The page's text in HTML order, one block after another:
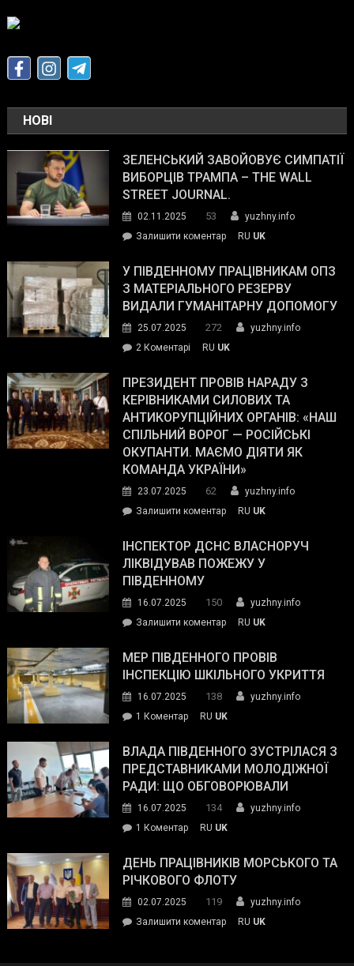
НОВІ
ЗЕЛЕНСЬКИЙ ЗАВОЙОВУЄ СИМПАТІЇ
ВИБОРЦІВ ТРАМПА – THE WALL
STREET JOURNAL.
02.11.2025 53
yuzhny.info
Залишити коментарon
завойовує
симпатії
виборців
The
Street
Journal.
RU UK
У ПІВДЕННОМУ ПРАЦІВНИКАМ ОПЗ
З МАТЕРІАЛЬНОГО РЕЗЕРВУ
ВИДАЛИ ГУМАНІТАРНУ ДОПОМОГУ
25.07.2025 272
yuzhny.info
2 Коментарі
Південному
працівникам
ОПЗ
з
матеріального
резерву
гуманітарну
допомогу
RU UK
ПРЕЗИДЕНТ ПРОВІВ НАРАДУ З
КЕРІВНИКАМИ СИЛОВИХ ТА
АНТИКОРУПЦІЙНИХ ОРГАНІВ: «НАШ
СПІЛЬНИЙ ВОРОГ — РОСІЙСЬКІ
ОКУПАНТИ. МАЄМО ДІЯТИ ЯК
КОМАНДА УКРАЇНИ»
23.07.2025 62
yuzhny.info
Залишити коментарon
провів
нараду
силових
та
органів:
«Наш
спільний
окупанти.
Маємо
діяти
команда
RU UK
ІНСПЕКТОР ДСНС ВЛАСНОРУЧ
ЛІКВІДУВАВ ПОЖЕЖУ У
ПІВДЕННОМУ
16.07.2025 150
yuzhny.info
Залишити коментарon
ДСНС
власноруч
пожежу
у
RU UK
МЕР ПІВДЕННОГО ПРОВІВ
ІНСПЕКЦІЮ ШКІЛЬНОГО УКРИТТЯ
16.07.2025 138
yuzhny.info
1 Коментардо
Південного
провів
інспекцію
укриття
RU UK
ВЛАДА ПІВДЕННОГО ЗУСТРІЛАСЯ З
ПРЕДСТАВНИКАМИ МОЛОДІЖНОЇ
РАДИ: ЩО ОБГОВОРЮВАЛИ
16.07.2025 134
yuzhny.info
1 Коментардо
Південного
зустрілася
представниками
молодіжної
RU UK
ДЕНЬ ПРАЦІВНИКІВ МОРСЬКОГО ТА
РІЧКОВОГО ФЛОТУ
02.07.2025 119
yuzhny.info
Залишити коментарon
RU UK